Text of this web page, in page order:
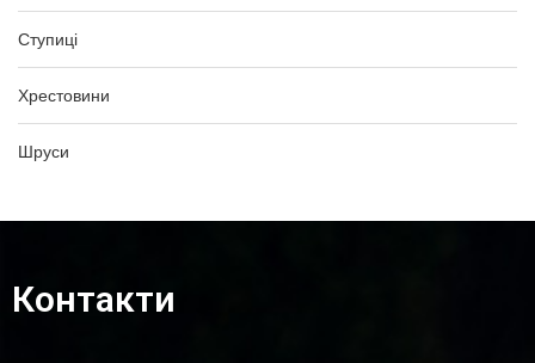
Ступиці
Хрестовини
Шруси
Контакти